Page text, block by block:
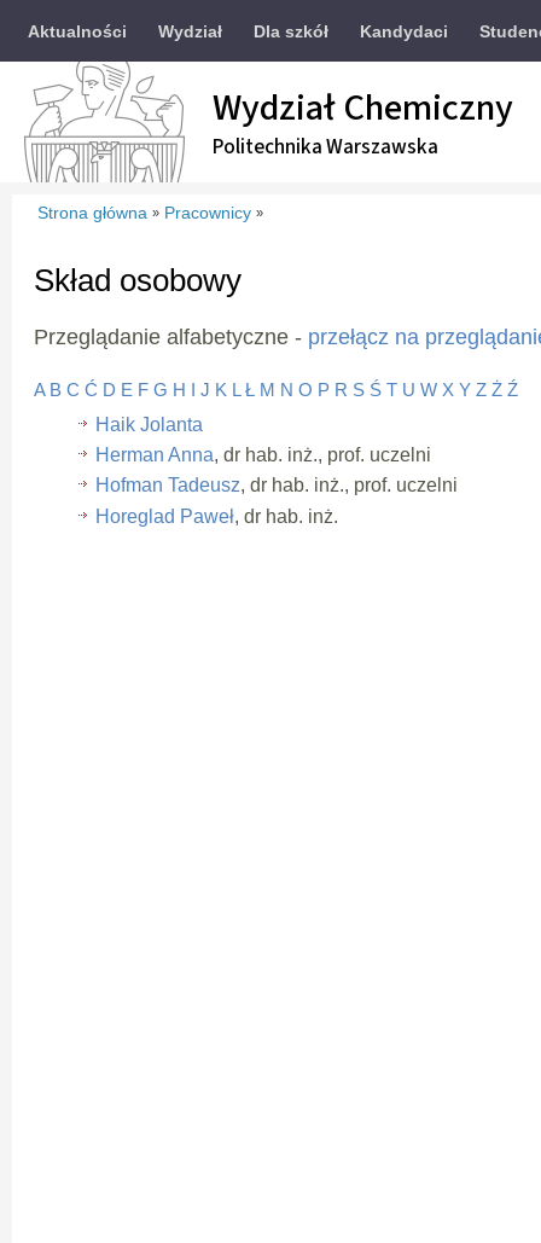
Aktualności Wydział Dla szkół Kandydaci
Wydział Chemiczny
Politechnika Warszawska
Strona główna » Pracownicy »
Skład osobowy
Przeglądanie alfabetyczne - przełącz na
A B C Ć D E F G H J K L Ł M N O P R S Ś T U W X Y Z Ż Ź
Haik Jolanta
Herman Anna, dr hab. inż., prof. uczelni
Hofman Tadeusz, dr hab. inż., prof. uczelni
Horeglad Paweł, dr hab. inż.